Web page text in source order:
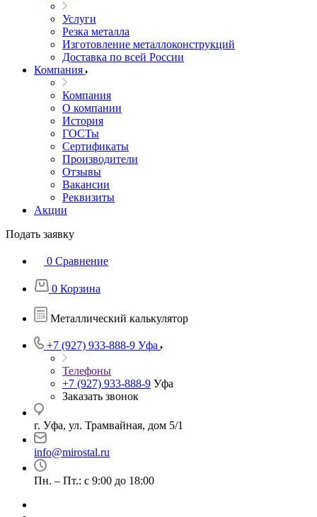
Услуги
Резка металла
Изготовление металлоконструкций
Доставка по всей России
Компания
Компания
О компании
История
ГОСТы
Сертификаты
Производители
Отзывы
Вакансии
Реквизиты
Акции
Подать заявку
0 Сравнение
0 Корзина
Металлический калькулятор
+7 (927) 933-888-9 Уфа
Телефоны
+7 (927) 933-888-9 Уфа
Заказать звонок
г. Уфа, ул. Трамвайная, дом 5/1
info@mirostal.ru
Пн. – Пт.: с 9:00 до 18:00